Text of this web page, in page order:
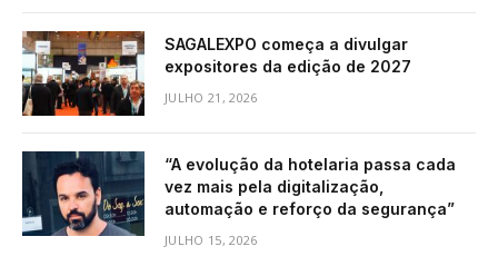
SAGALEXPO começa a divulgar
expositores da edição de 2027
JULHO 21, 2026
“A evolução da hotelaria passa cada
vez mais pela digitalização,
automação e reforço da segurança”
JULHO 15, 2026